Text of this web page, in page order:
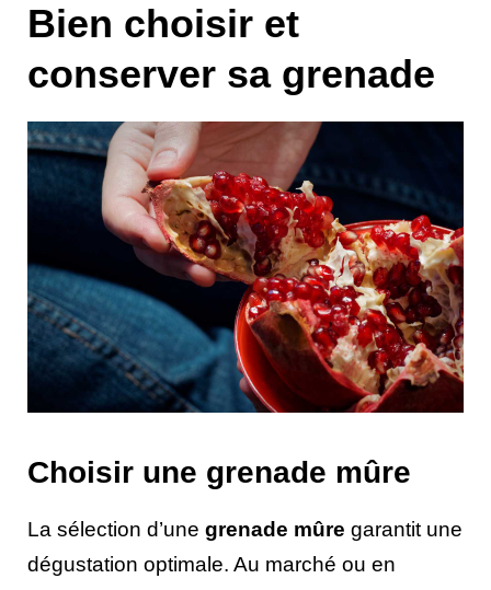
Bien choisir et
conserver sa grenade
Choisir une grenade mûre
La sélection d’une grenade mûre garantit une
dégustation optimale. Au marché ou en